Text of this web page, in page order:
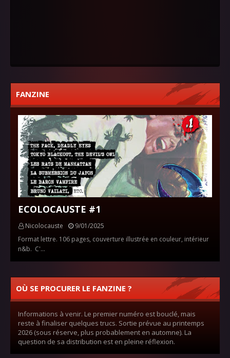
FANZINE
ECOLOCAUSTE #1
Nicolocauste
9/01/2025
Format lettre. 106 pages, couverture illustrée en couleur, intérieur
n&b. C'…
OÙ SE PROCURER LE FANZINE ?
Informations à venir. Le premier numéro est bouclé, mais
reste à finaliser quelques trucs. Sortie prévue au printemps
2026 (sous réserve, plus probablement en automne). La
question de sa distribution est en pleine réflexion.